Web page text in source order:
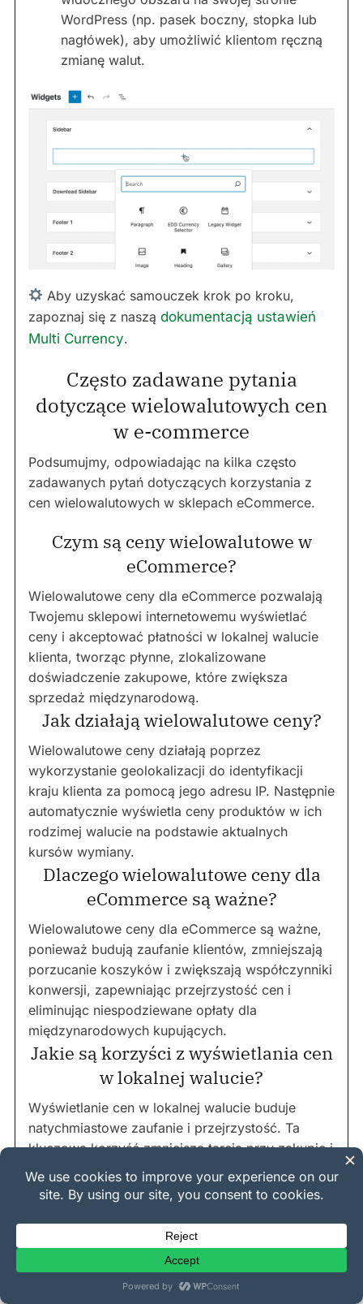
WordPress (np. pasek boczny, stopka lub
nagłówek), aby umożliwić klientom ręczną
zmianę walut.
Aby uzyskać samouczek krok po kroku,
zapoznaj się z naszą dokumentacją ustawień
Multi Currency.
Często zadawane pytania
dotyczące wielowalutowych cen
w e-commerce
Podsumujmy, odpowiadając na kilka często
zadawanych pytań dotyczących korzystania z
cen wielowalutowych w sklepach eCommerce.
Czym są ceny wielowalutowe w
eCommerce?
Wielowalutowe ceny dla eCommerce pozwalają
Twojemu sklepowi internetowemu wyświetlać
ceny i akceptować płatności w lokalnej walucie
klienta, tworząc płynne, zlokalizowane
doświadczenie zakupowe, które zwiększa
sprzedaż międzynarodową.
Jak działają wielowalutowe ceny?
Wielowalutowe ceny działają poprzez
wykorzystanie geolokalizacji do identyfikacji
kraju klienta za pomocą jego adresu IP. Następnie
automatycznie wyświetla ceny produktów w ich
rodzimej walucie na podstawie aktualnych
kursów wymiany.
Dlaczego wielowalutowe ceny dla
eCommerce są ważne?
Wielowalutowe ceny dla eCommerce są ważne,
ponieważ budują zaufanie klientów, zmniejszają
porzucanie koszyków i zwiększają współczynniki
konwersji, zapewniając przejrzystość cen i
eliminując niespodziewane opłaty dla
międzynarodowych kupujących.
Jakie są korzyści z wyświetlania cen
w lokalnej walucie?
Wyświetlanie cen w lokalnej walucie buduje
natychmiastowe zaufanie i przejrzystość. Ta
kluczowa korzyść zmniejsza tarcia przy zakupie i
nieporozumienia dla klientów
międzynarodowych, co bezpośrednio prowadzi
konwersji dla Twojego sklepu.
Jak kursy wymiany działają z
wieloma walutami?